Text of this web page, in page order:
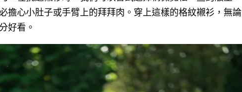
擔心小肚子或手臂上的拜拜肉。穿上這樣的格紋襯衫，無論
好看。